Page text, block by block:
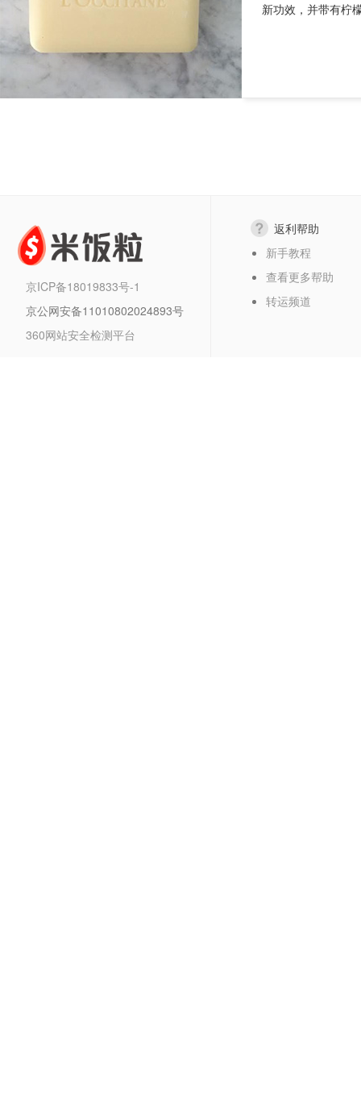
新功效，并带有柠
京ICP备18019833号-1
京公网安备11010802024893号
360网站安全检测平台
返利帮助
新手教程
查看更多帮助
转运频道